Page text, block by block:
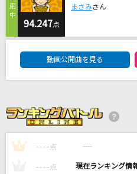
慟哭
歩いて帰ろう
斉藤和義
[生音]Tears
X JAPAN
[生音]Mela!
緑黄色社会
94.247点
まさみさん
動画公開曲を見る
1 ---- 点 ----
---- 点 ----